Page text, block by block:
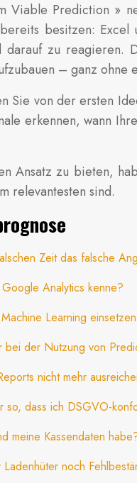
Prediction »
besitzen:
zu
– ganz ohne
von der ersten
erkennen, wann
Ansatz zu bieten,
relevantesten sind.
Zeit das falsche
Analytics kenne?
Learning
der Nutzung von
nicht mehr
dass ich DSGVO-
meine Kassendaten
noch